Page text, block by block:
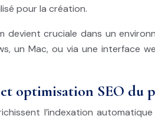
pour la création.
cruciale dans un
un Mac, ou via une interface
et optimisation SEO
l’indexation